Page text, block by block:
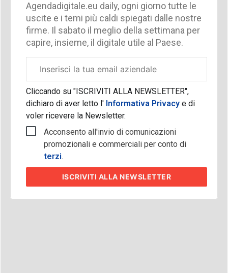
Agendadigitale.eu daily, ogni giorno tutte le
uscite e i temi più caldi spiegati dalle nostre
firme. Il sabato il meglio della settimana per
capire, insieme, il digitale utile al Paese.
aziendale
Cliccando su "ISCRIVITI ALLA NEWSLETTER",
dichiaro di aver letto l'Informativa Privacy e di
voler ricevere la Newsletter.
Acconsento all'invio di comunicazioni
promozionali e commerciali per conto di
terzi.
ISCRIVITI ALLA NEWSLETTER